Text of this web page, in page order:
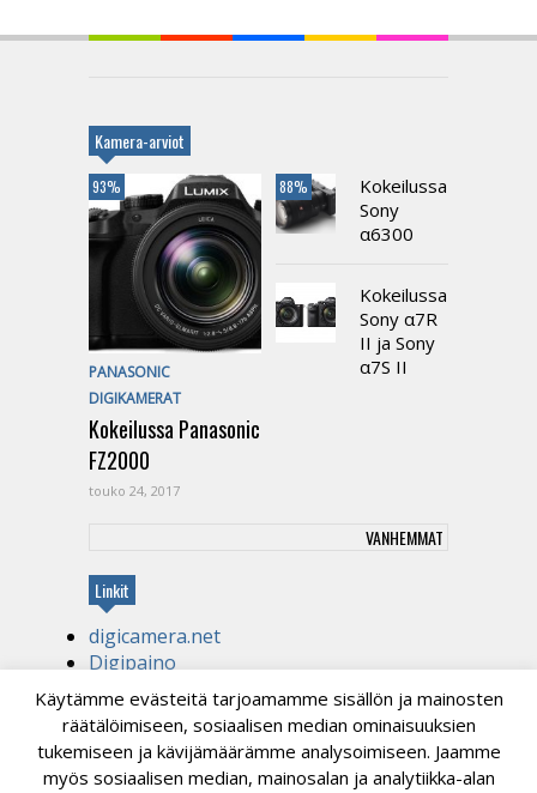
Kamera-arviot
93%
PANASONIC
DIGIKAMERAT
Kokeilussa Panasonic
FZ2000
touko 24, 2017
88%
Kokeilussa
Sony
α6300
Kokeilussa
Sony α7R
II ja Sony
α7S II
VANHEMMAT
Linkit
digicamera.net
Digipaino
Kirjapaino
tekniikanihmelapsi.com
Videotuotantoa
Käytämme evästeitä tarjoamamme sisällön ja mainosten
räätälöimiseen, sosiaalisen median ominaisuuksien
tukemiseen ja kävijämäärämme analysoimiseen. Jaamme
myös sosiaalisen median, mainosalan ja analytiikka-alan